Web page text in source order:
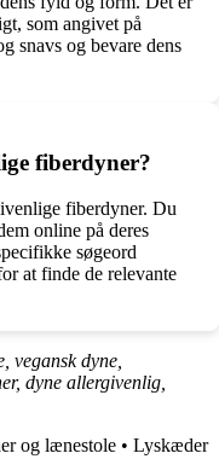
som angivet på
snavs og bevare dens
fiberdyner?
fiberdyner. Du
online på deres
søgeord
at finde de relevante
vegansk dyne,
dyne allergivenlig,
og lænestole • Lyskæder